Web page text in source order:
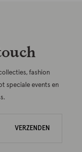
fashion
speciale events en
VERZENDEN